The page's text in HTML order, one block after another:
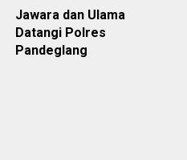
Jawara dan Ulama
Datangi Polres
Pandeglang